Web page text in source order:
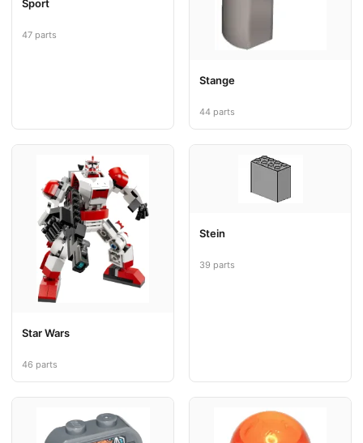
Sport
47 parts
Stange
44 parts
Star Wars
46 parts
Stein
39 parts